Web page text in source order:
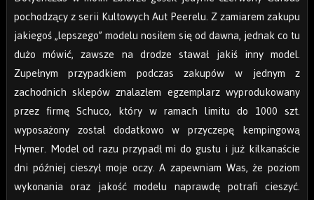
pochodzący z serii Kultowych Aut Peerelu. Z zamiarem zakupu
jakiegoś „lepszego” modelu nosiłem się od dawna, jednak co tu
dużo mówić, zawsze na drodze stawał jakiś inny model.
Zupełnym przypadkiem podczas zakupów w jednym z
zachodnich sklepów znalazłem egzemplarz wyprodukowany
przez firmę Schuco, który w ramach limitu do 1000 szt.
wyposażony został dodatkowo w przyczepę kempingową
Hymer. Model od razu przypadł mi do gustu i już kilkanaście
dni później cieszył moje oczy. A zapewniam Was, że poziom
wykonania oraz jakość modelu naprawdę potrafi cieszyć.